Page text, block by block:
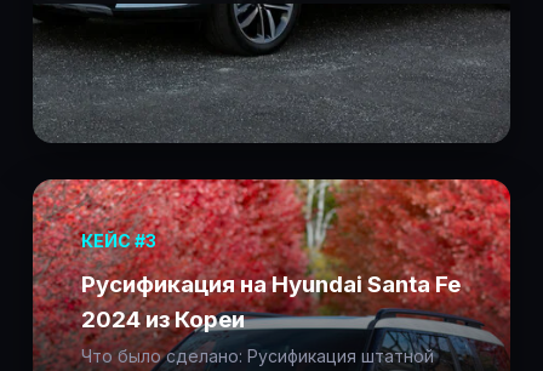
КЕЙС #3
Русификация на Hyundai Santa Fe
2024 из Кореи
Что было сделано: Русификация штатной